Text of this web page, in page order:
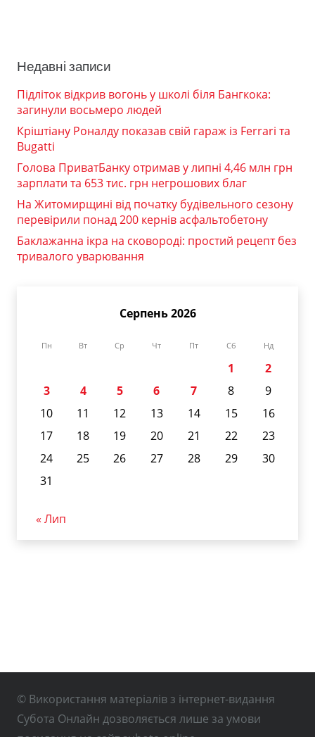
Недавні записи
Підліток відкрив вогонь у школі біля Бангкока:
загинули восьмеро людей
Кріштіану Роналду показав свій гараж із Ferrari та
Bugatti
Голова ПриватБанку отримав у липні 4,46 млн грн
зарплати та 653 тис. грн негрошових благ
На Житомирщині від початку будівельного сезону
перевірили понад 200 кернів асфальтобетону
Баклажанна ікра на сковороді: простий рецепт без
тривалого уварювання
Серпень 2026
Пн Вт Ср Чт Пт Сб Нд
1
2
3
4 5 6 7 8
9
10
11 12 13 14 15
16
17
18 19 20 21 22
23
24
25 26 27 28 29
30
31
« Лип
© Використання матеріалів з інтернет-видання
Субота Онлайн дозволяється лише за умови